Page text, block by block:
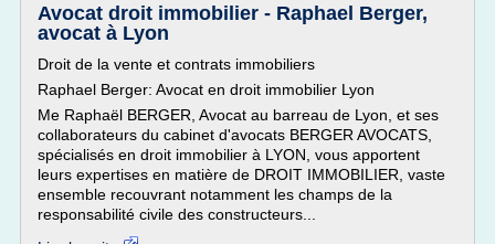
Avocat droit immobilier - Raphael Berger,
avocat à Lyon
Droit de la vente et contrats immobiliers
Raphael Berger: Avocat en droit immobilier Lyon
Me Raphaël BERGER, Avocat au barreau de Lyon, et ses
collaborateurs du cabinet d'avocats BERGER AVOCATS,
spécialisés en droit immobilier à LYON, vous apportent
leurs expertises en matière de DROIT IMMOBILIER, vaste
ensemble recouvrant notamment les champs de la
responsabilité civile des constructeurs...